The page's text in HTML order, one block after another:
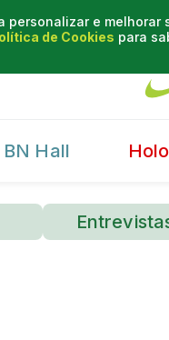
personalizar e
de Cookies para
BN Hall